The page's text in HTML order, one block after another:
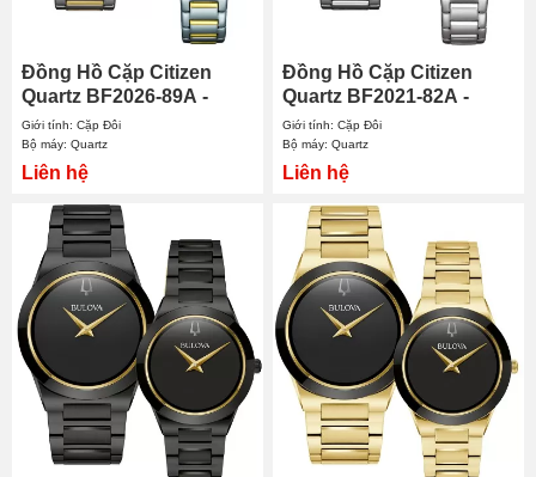
Đồng Hồ Cặp Citizen
Quartz BF2026-89A -
EQ0614-52B
Giới tính: Cặp Đôi
Bộ máy: Quartz
Liên hệ
Đồng Hồ Cặp Citizen
Quartz BF2021-82A -
EQ0610-53A
Giới tính: Cặp Đôi
Bộ máy: Quartz
Liên hệ